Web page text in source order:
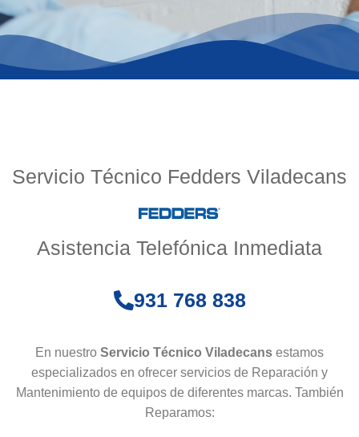
Servicio Técnico Fedders Viladecans
Asistencia Telefónica Inmediata
931 768 838
En nuestro Servicio Técnico Viladecans estamos
especializados en ofrecer servicios de Reparación y
Mantenimiento de equipos de diferentes marcas. También
Reparamos: